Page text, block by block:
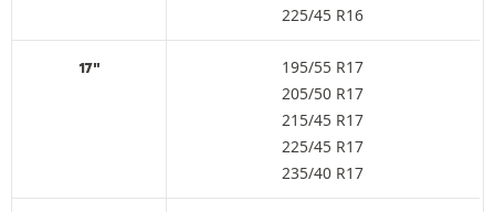
225/45 R16
17"
195/55 R17
205/50 R17
215/45 R17
225/45 R17
235/40 R17